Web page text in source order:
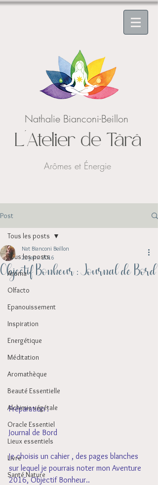
Nathalie Bianconi-Beillon
L'Atelier de Târâ
Arômes et Énergie
Post
Tous les posts
Aroma
Olfacto
Epanouissement
Inspiration
Energétique
Méditation
Aromathèque
Beauté Essentielle
Alchimie végétale
Oracle Essentiel
Lieux essentiels
Livre
Santé Nature
Tous les posts
Objectif Bonheur : Journal de Bord
Nat Bianconi Beillon
20 janv. 2016
Préparation :
Journal de Bord
Je choisis un cahier , des pages blanches
sur lequel je pourrais noter mon Aventure
2016, Objectif Bonheur..